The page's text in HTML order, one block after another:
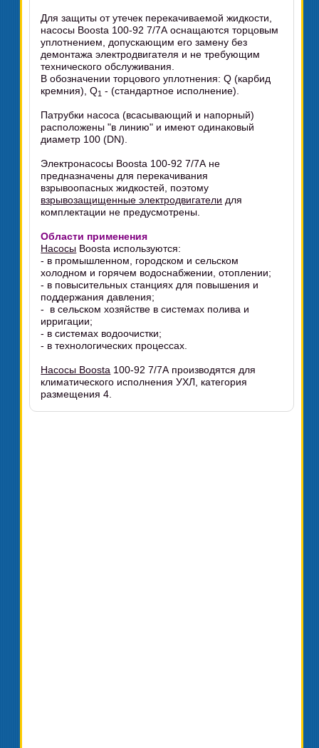
Для защиты от утечек перекачиваемой жидкости,
насосы Boosta 100-92 7/7А оснащаются торцовым
уплотнением, допускающим его замену без
демонтажа электродвигателя и не требующим
технического обслуживания.
В обозначении торцового уплотнения: Q (карбид
кремния), Q1 - (стандартное исполнение).
Патрубки насоса (всасывающий и напорный)
расположены "в линию" и имеют одинаковый
диаметр 100 (DN).
Электронасосы Boosta 100-92 7/7А не
предназначены для перекачивания
взрывоопасных жидкостей, поэтому
взрывозащищенные электродвигатели для
комплектации не предусмотрены.
Области применения
Насосы Boosta используются:
- в промышленном, городском и сельском
холодном и горячем водоснабжении, отоплении;
- в повысительных станциях для повышения и
поддержания давления;
- в сельском хозяйстве в системах полива и
ирригации;
- в системах водоочистки;
- в технологических процессах.
Насосы Boosta 100-92 7/7А производятся для
климатического исполнения УХЛ, категория
размещения 4.